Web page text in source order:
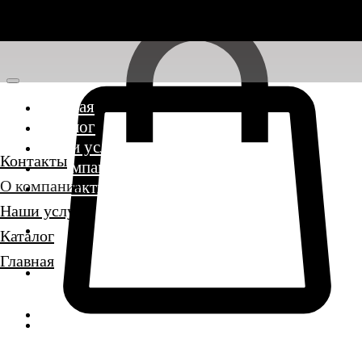
Главная
Каталог
Наши услуги
О компании
Контакты
Контакты
О компании
Наши услуги
Каталог
Главная